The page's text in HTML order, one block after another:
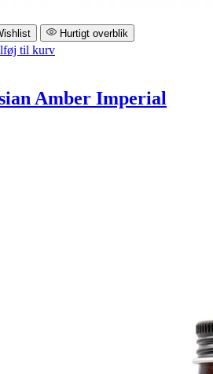
Hurtigt overblik
til kurv
Amber Imperial